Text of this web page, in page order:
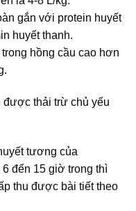
gắn với protein huyết
huyết thanh.
hồng cầu cao hơn
được thải trừ chủ yếu
tương của
đến 15 giờ trong thì
thu được bài tiết theo